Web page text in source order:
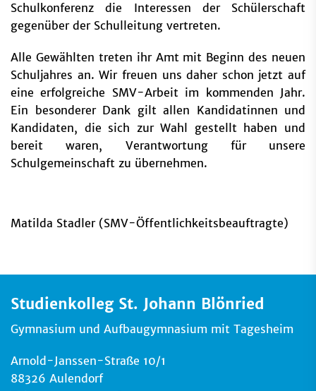
Schulkonferenz die Interessen der Schülerschaft
gegenüber der Schulleitung vertreten.
Alle Gewählten treten ihr Amt mit Beginn des neuen
Schuljahres an. Wir freuen uns daher schon jetzt auf
eine erfolgreiche SMV-Arbeit im kommenden Jahr.
Ein besonderer Dank gilt allen Kandidatinnen und
Kandidaten, die sich zur Wahl gestellt haben und
bereit waren, Verantwortung für unsere
Schulgemeinschaft zu übernehmen.
Matilda Stadler (SMV-Öffentlichkeitsbeauftragte)
Studienkolleg St. Johann Blönried
Gymnasium und Aufbaugymnasium mit Tagesheim
Arnold-Janssen-Straße 10/1
88326 Aulendorf